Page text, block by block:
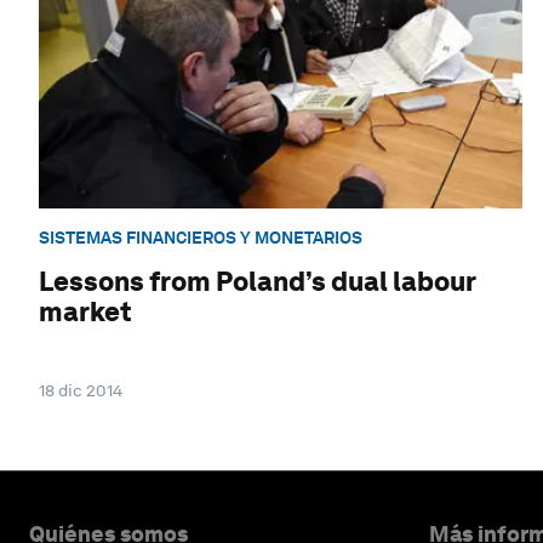
SISTEMAS FINANCIEROS Y MONETARIOS
Lessons from Poland’s dual labour
market
18 dic 2014
Quiénes somos Más